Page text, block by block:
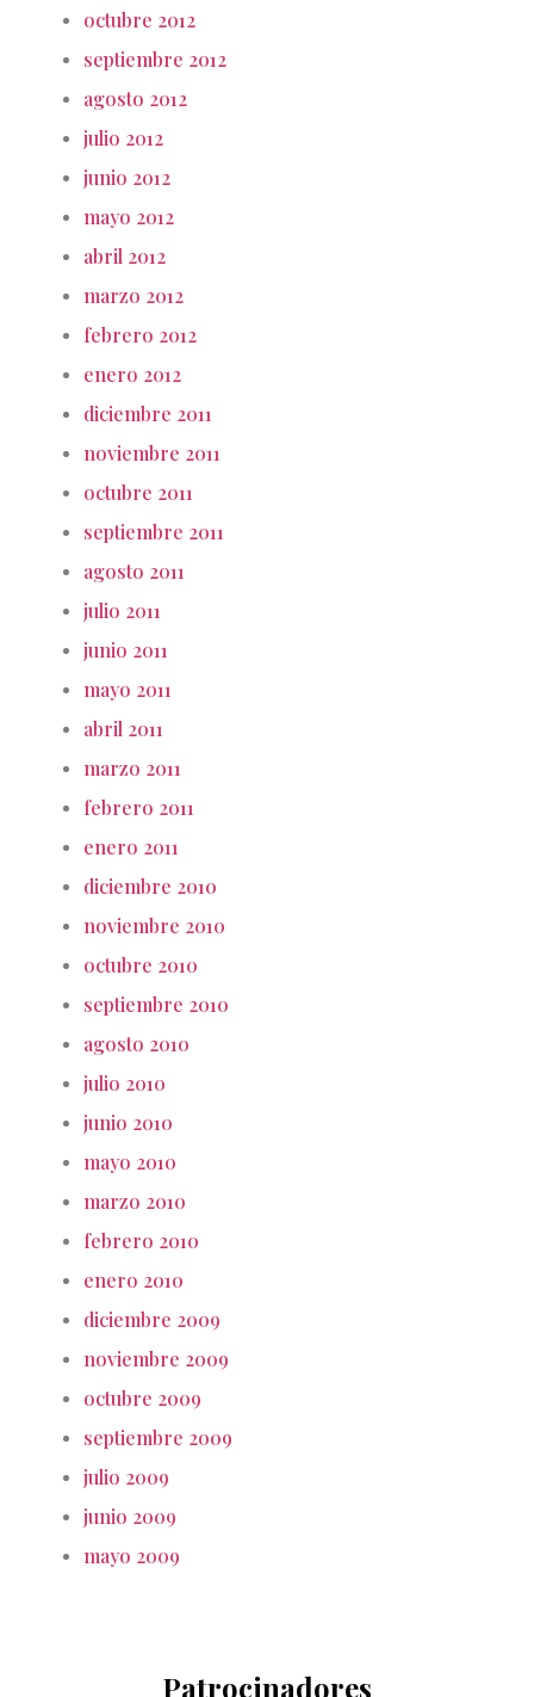
octubre 2012
septiembre 2012
agosto 2012
julio 2012
junio 2012
mayo 2012
abril 2012
marzo 2012
febrero 2012
enero 2012
diciembre 2011
noviembre 2011
octubre 2011
septiembre 2011
agosto 2011
julio 2011
junio 2011
mayo 2011
abril 2011
marzo 2011
febrero 2011
enero 2011
diciembre 2010
noviembre 2010
octubre 2010
septiembre 2010
agosto 2010
julio 2010
junio 2010
mayo 2010
marzo 2010
febrero 2010
enero 2010
diciembre 2009
noviembre 2009
octubre 2009
septiembre 2009
julio 2009
junio 2009
mayo 2009
Patrocinadores